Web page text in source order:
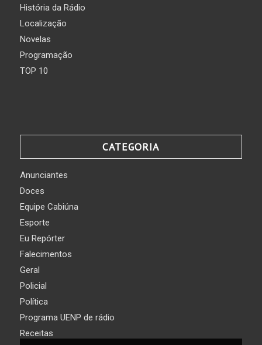
História da Rádio
Localização
Novelas
Programação
TOP 10
CATEGORIA
Anunciantes
Doces
Equipe Cabiúna
Esporte
Eu Repórter
Falecimentos
Geral
Policial
Política
Programa UENP de rádio
Receitas